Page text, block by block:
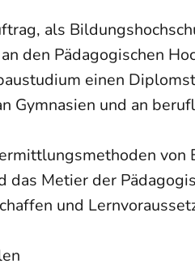
als
den Pädagogischen
einen
Gymnasien und an
Metier der
und